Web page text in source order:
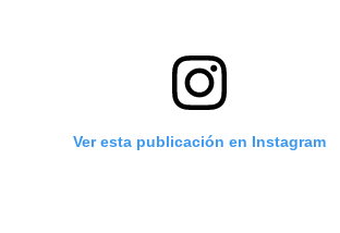
Ver esta publicación en Instagram